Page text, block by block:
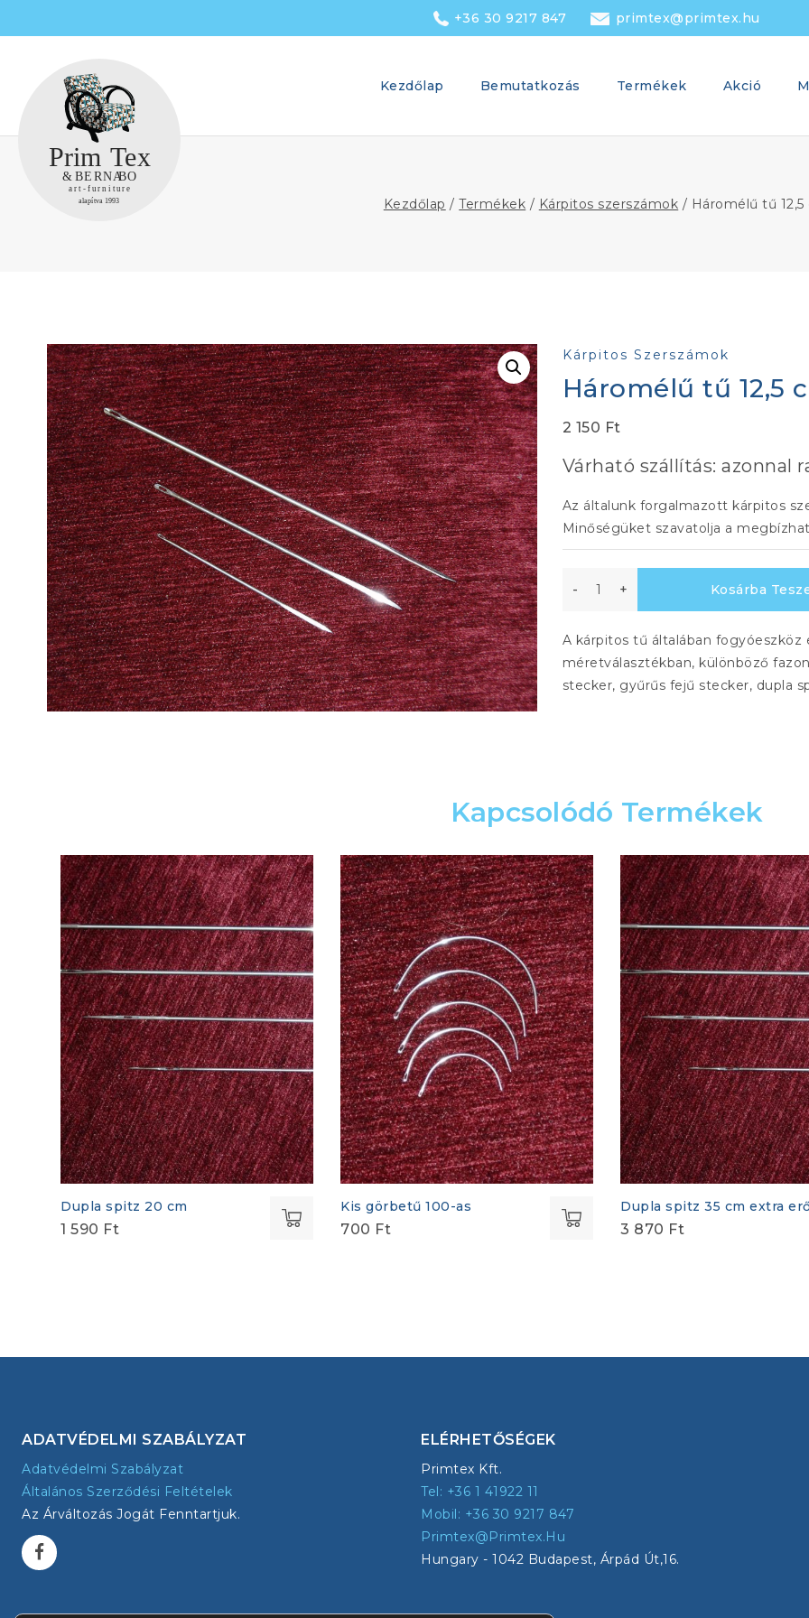
to
+36 30 9217 847 primtex@primtex.hu
Kezdőlap Bemutatkozás Termékek Akció
Kezdőlap / Termékek / Kárpitos szerszámok / Háromélű tű 12,5
Kárpitos Szerszámok
Háromélű tű 12,5
2 150 Ft
Várható szállítás: azonnal
Az általunk forgalmazott kárpitos
Minőségüket szavatolja a
Háromélű
12,5
cm
Kosárba
A kárpitos tű általában
méretválasztékban, különböző
stecker, gyűrűs fejű stecker, dupla
Kapcsolódó Termékek
Dupla spitz 20 cm
1 590 Ft
Kis görbetű 100-as
700 Ft
Dupla spitz 35 cm extra
3 870 Ft
ADATVÉDELMI SZABÁLYZAT
Adatvédelmi Szabályzat
Általános Szerződési Feltételek
Az Árváltozás Jogát Fenntartjuk.
ELÉRHETŐSÉGEK
Primtex Kft.
Tel: +36 1 41922 11
Mobil: +36 30 9217 847
Primtex@primtex.hu
Hungary - 1042 Budapest, Árpád Út,16.